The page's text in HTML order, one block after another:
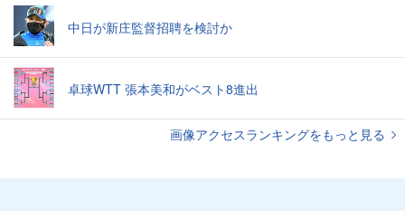
中日が新庄監督招聘を検討か
卓球WTT 張本美和がベスト8進出
画像アクセスランキングをもっと見る